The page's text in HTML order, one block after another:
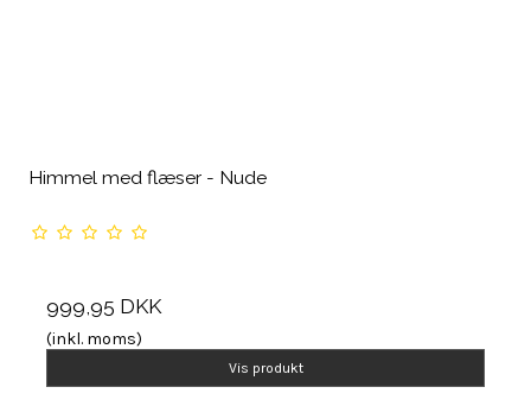
Himmel med flæser - Nude
999,95 DKK
(inkl. moms)
Vis produkt